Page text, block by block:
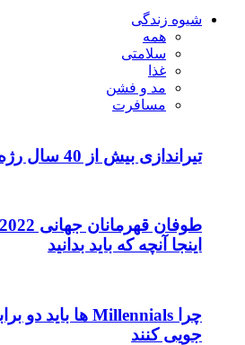
شیوه زندگی
همه
سلامتی
غذا
مد و فشن
مسافرت
تیراندازی بیش از 40 سال رژه هالووین نیویورک
اینجا آنچه که باید بدانید
جویی کنند